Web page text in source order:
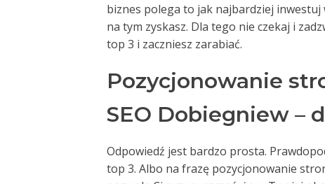
biznes polega to jak najbardziej
na tym zyskasz. Dla tego nie czekaj i
top 3 i zaczniesz zarabiać.
Pozycjonowanie
SEO Dobiegniew –
Odpowiedź jest bardzo prosta.
top 3. Albo na frazę pozycjonowanie